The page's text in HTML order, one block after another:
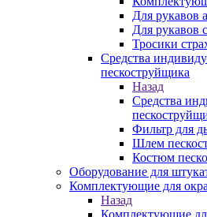
Для рукавов
Для рукавов
Тросики
Средства
пескоструйщика
Назад
Средства
Фильтр для
Шлем
Костюм
Оборудование для
Комплектующие для
Назад
Комплектующие